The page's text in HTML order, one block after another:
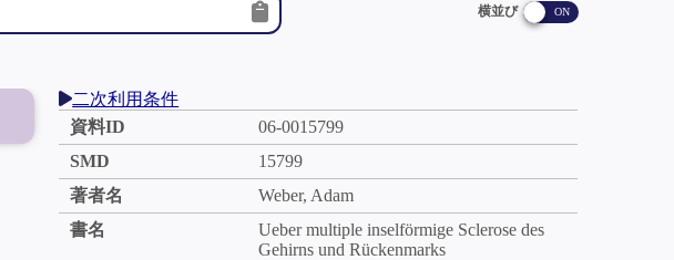
横並び
二次利用条件
資料ID
06-0015799
SMD
15799
著者名
Weber, Adam
書名
Ueber multiple inselförmige Sclerose des
Gehirns und Rückenmarks